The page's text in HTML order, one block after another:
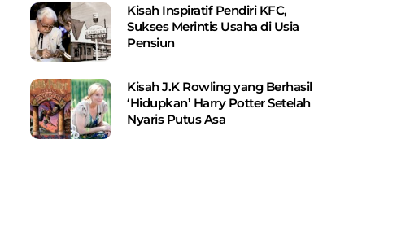
Kisah Inspiratif Pendiri KFC,
Sukses Merintis Usaha di Usia
Pensiun
Kisah J.K Rowling yang Berhasil
‘Hidupkan’ Harry Potter Setelah
Nyaris Putus Asa